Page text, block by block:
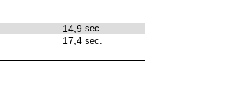
14,9 sec.
17,4 sec.